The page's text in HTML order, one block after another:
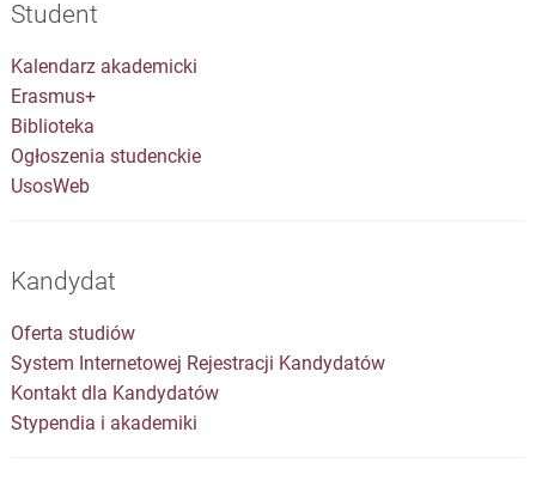
Student
Kalendarz akademicki
Erasmus+
Biblioteka
Ogłoszenia studenckie
UsosWeb
Kandydat
Oferta studiów
System Internetowej Rejestracji Kandydatów
Kontakt dla Kandydatów
Stypendia i akademiki